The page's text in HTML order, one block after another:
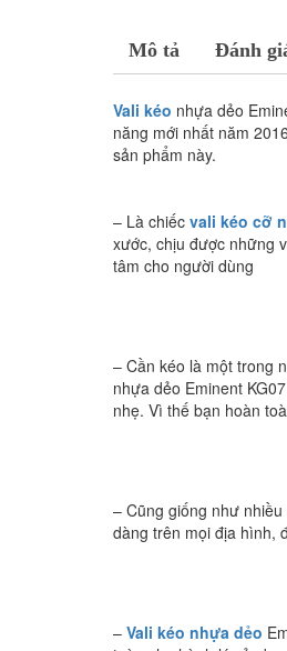
Mô tả Đánh
Vali kéo nhựa dẻo
năng mới nhất năm
sản phẩm này.
– Là chiếc vali kéo cỡ
xước, chịu được những
tâm cho người dùng
– Cần kéo là một trong
nhựa dẻo Eminent
nhẹ. Vì thế bạn hoàn
– Cũng giống như
dàng trên mọi địa hình,
– Vali kéo nhựa dẻo